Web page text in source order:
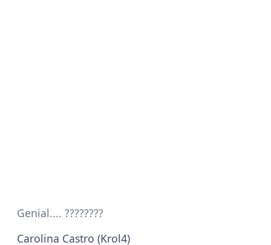
Genial.... ????????
Carolina Castro (Krol4)